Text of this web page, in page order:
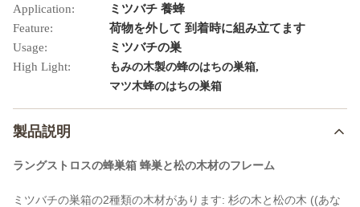
Application:
ミツバチ 養蜂
Feature:
荷物を外して 到着時に組み立てます
Usage:
ミツバチの巣
High Light:
もみの木製の蜂のはちの巣箱,
マツ木蜂のはちの巣箱
製品説明
ラングストロスの蜂巣箱 蜂巣と松の木材のフレーム
ミツバチの巣箱の2種類の木材があります: 杉の木と松の木 ((あな